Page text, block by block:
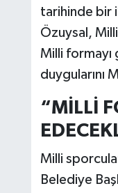
tarihinde bir
Özuysal,
Milli formayı
duygularını
“MİLLİ
Milli
Belediye